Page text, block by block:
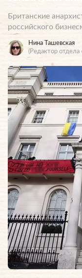
Британские
российского
Нина Ташевская
(Редактор отдела